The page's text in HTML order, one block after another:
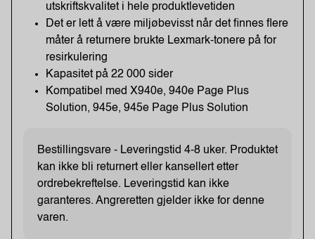
utskriftskvalitet i hele produktlevetiden
Det er lett å være miljøbevisst når det finnes flere
måter å returnere brukte Lexmark-tonere på for
resirkulering
Kapasitet på 22 000 sider
Kompatibel med X940e, 940e Page Plus
Solution, 945e, 945e Page Plus Solution
Bestillingsvare - Leveringstid 4-8 uker. Produktet
kan ikke bli returnert eller kansellert etter
ordrebekreftelse. Leveringstid kan ikke
garanteres. Angreretten gjelder ikke for denne
varen.